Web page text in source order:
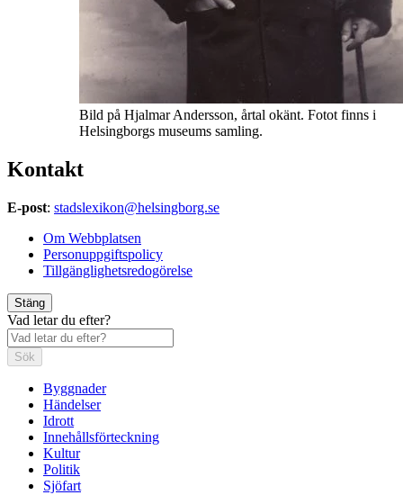
Bild på Hjalmar Andersson, årtal okänt. Fotot finns i
Helsingborgs museums samling.
Kontakt
E-post: stadslexikon@helsingborg.se
Om Webbplatsen
Personuppgiftspolicy
Tillgänglighetsredogörelse
Stäng
Vad letar du efter?
Sök
Byggnader
Händelser
Idrott
Innehållsförteckning
Kultur
Politik
Sjöfart